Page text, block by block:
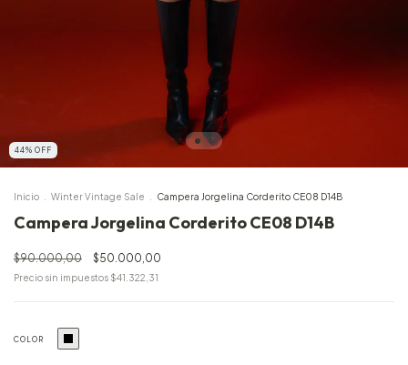
44% OFF
Inicio Winter Vintage Sale Campera Jorgelina Corderito CE08 D14B
Campera Jorgelina Corderito CE08 D14B
$90.000,00 $50.000,00
Precio sin impuestos $41.322,31
COLOR